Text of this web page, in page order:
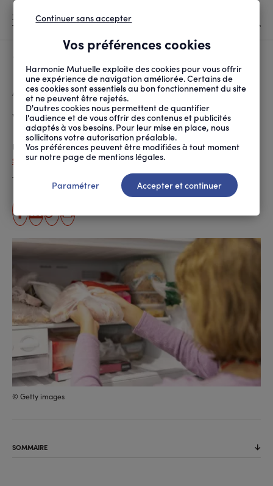
D'ARIANE
ACCUEIL PRÉVENTION SANTÉ ET ... ALIMENTATION VRAI/FAUX SUR LA CON...
Vrai/faux sur la congélation
Publié le05.04.2024, actualisé le09.10.2024
Sandrine Letellier
Temps de lecture estimé 7 minute(s)
partager
sur
facebook
partager
sur
linkedin
Copier
l'URL
Imprimer
© Getty images
SOMMAIRE
Vos préférences cookies
Harmonie Mutuelle exploite des cookies pour vous offrir
une expérience de navigation améliorée. Certains de
ces cookies sont essentiels au bon fonctionnement du site
et ne peuvent être rejetés.
D'autres cookies nous permettent de quantifier
l'audience et de vous offrir des contenus et publicités
adaptés à vos besoins. Pour leur mise en place, nous
sollicitons votre autorisation préalable.
Vos préférences peuvent être modifiées à tout moment
sur notre page de mentions légales.
Continuer sans accepter
Paramétrer Accepter et continuer